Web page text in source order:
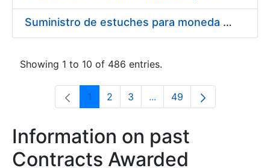
Suministro de estuches para moneda de 30 €
Showing 1 to 10 of 486 entries.
Page
1 Page
2 Page
3 ...Intermediate Pages Use
Page
49
Information on past
Contracts Awarded